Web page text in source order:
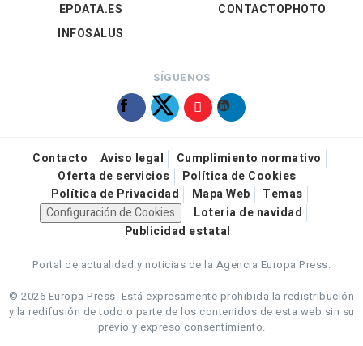
EPDATA.ES
INFOSALUS
CONTACTOPHOTO
SÍGUENOS
Contacto Aviso legal
Cumplimiento normativo
Oferta de servicios
Política de Cookies
Política de Privacidad
Mapa Web
Temas
Configuración de Cookies
Loteria de navidad
Publicidad estatal
Portal de actualidad y noticias de la Agencia Europa Press.
© 2026 Europa Press. Está expresamente prohibida la redistribución
y la redifusión de todo o parte de los contenidos de esta web sin su
previo y expreso consentimiento.